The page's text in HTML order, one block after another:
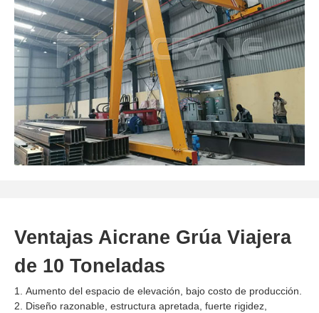
Ventajas Aicrane Grúa Viajera
de 10 Toneladas
Aumento del espacio de elevación, bajo costo de producción.
Diseño razonable, estructura apretada, fuerte rigidez,